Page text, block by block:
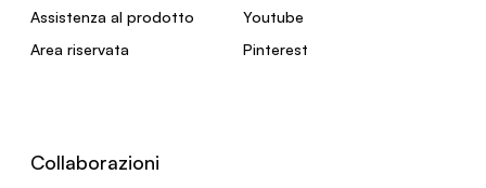
Assistenza al prodotto
Area riservata
Youtube
Pinterest
Collaborazioni